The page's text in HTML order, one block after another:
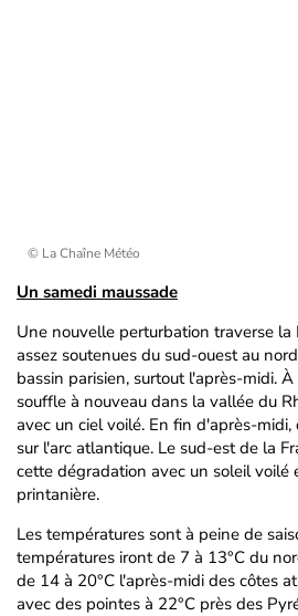
© La Chaîne Météo
Un samedi maussade
Une nouvelle perturbation traverse la
assez soutenues du sud-ouest au
bassin parisien, surtout l'après-midi.
souffle à nouveau dans la vallée du
avec un ciel voilé. En fin d'après-
sur l'arc atlantique. Le sud-est de la
cette dégradation avec un soleil voilé
printanière.
Les températures sont à peine de
températures iront de 7 à 13°C du
de 14 à 20°C l'après-midi des côtes
avec des pointes à 22°C près des